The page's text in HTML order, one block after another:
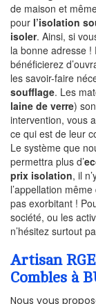
de maison et
pour l’isolation
isoler. Ainsi, si
la bonne adresse
bénéficierez
les savoir-faire
soufflage. Les
laine de verre)
intervention, vous
ce qui est de leur
Le système que
permettra plus d’
prix isolation, il
l’appellation
pas exorbitant !
société, ou les
n’hésitez surtout
Artisan
Combles à
Nous vous